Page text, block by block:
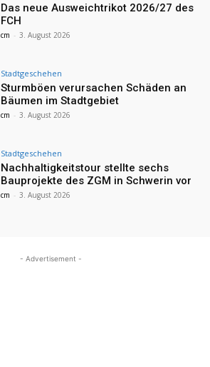
Das neue Ausweichtrikot 2026/27 des
FCH
cm - 3. August 2026
Stadtgeschehen
Sturmböen verursachen Schäden an
Bäumen im Stadtgebiet
cm - 3. August 2026
Stadtgeschehen
Nachhaltigkeitstour stellte sechs
Bauprojekte des ZGM in Schwerin vor
cm - 3. August 2026
- Advertisement -